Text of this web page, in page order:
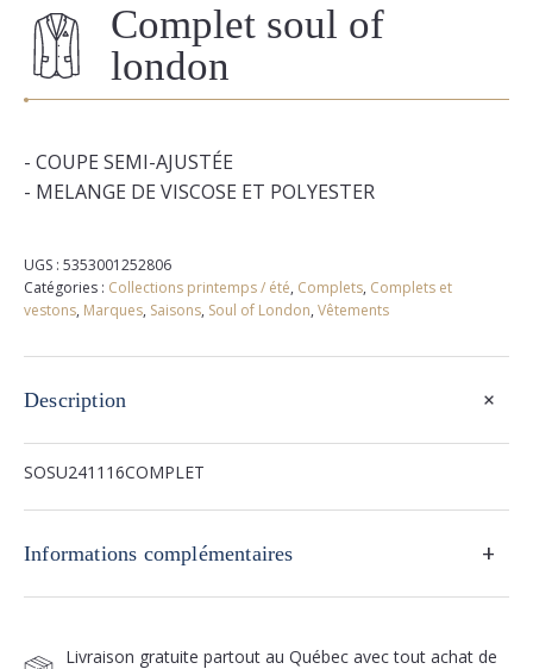
Complet soul of
london
- COUPE SEMI-AJUSTÉE
- MELANGE DE VISCOSE ET POLYESTER
UGS : 5353001252806
Catégories : Collections printemps / été, Complets, Complets et
vestons, Marques, Saisons, Soul of London, Vêtements
Description +
SOSU241116COMPLET
Informations complémentaires +
Livraison gratuite partout au Québec avec tout achat de